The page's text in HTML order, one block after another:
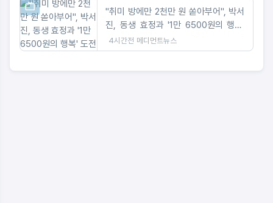
"취미 방에만 2천만 원 쏟아부어", 박서
진, 동생 효정과 '1만 6500원의 행복'
도전
4시간전 메디먼트뉴스